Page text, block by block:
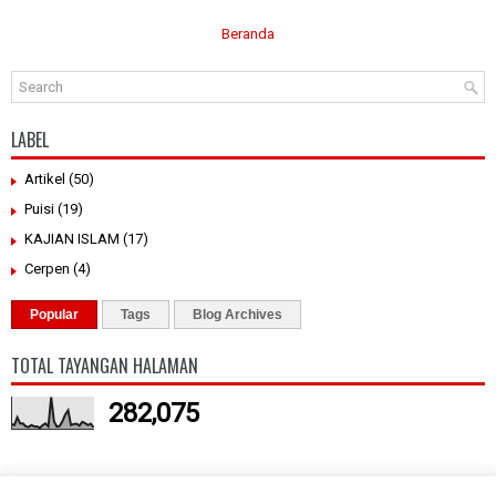
Beranda
LABEL
Artikel (50)
Puisi (19)
KAJIAN ISLAM (17)
Cerpen (4)
Popular Tags Blog Archives
TOTAL TAYANGAN HALAMAN
282,075